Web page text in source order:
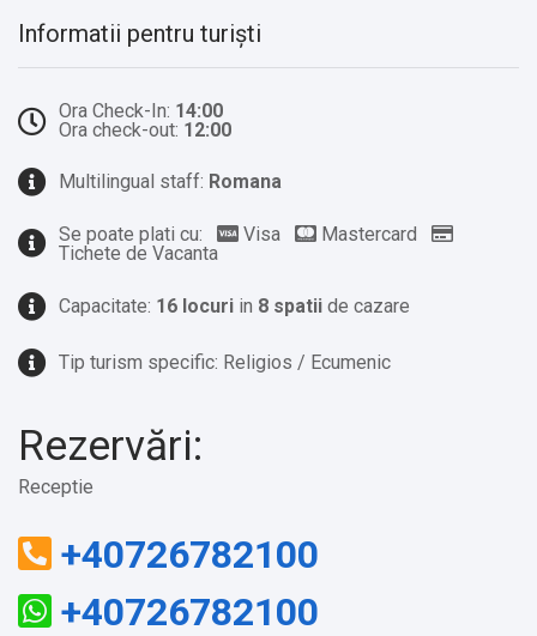
Informatii pentru turiști
Ora Check-In: 14:00
Ora check-out: 12:00
Multilingual staff: Romana
Se poate plati cu: Visa
Mastercard
Tichete de Vacanta
Capacitate: 16 locuri in 8 spatii de cazare
Tip turism specific: Religios / Ecumenic
Rezervări:
Receptie
+40726782100
+40726782100